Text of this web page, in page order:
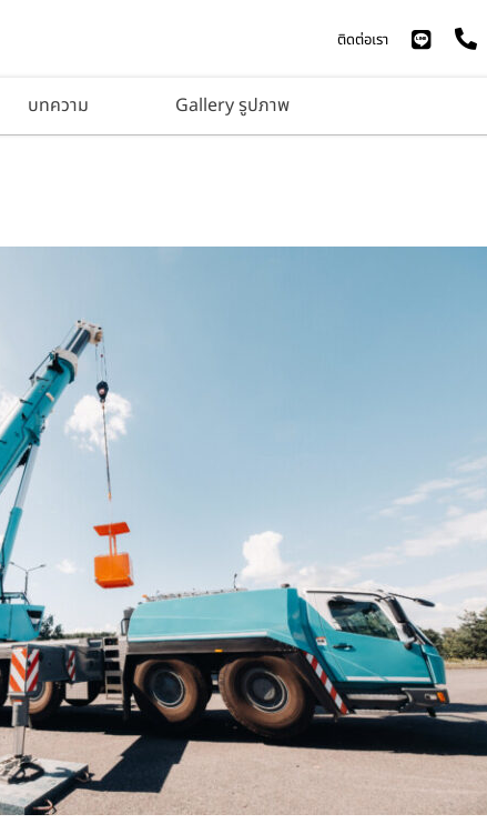
ติดต่อเรา
บทความ Gallery รูปภาพ